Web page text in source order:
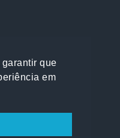
que
em